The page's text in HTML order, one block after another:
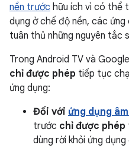
nền trước hữu ích vì có thể
dụng ở chế độ nền, các
tuân thủ những nguyên tắc
Trong Android TV và
chỉ được phép tiếp tục
ứng dụng:
Đối với ứng dụng
trước chỉ được phép
dùng rời khỏi ứng